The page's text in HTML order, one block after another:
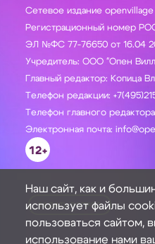
Сетевое издание openvillage
Регистрационный номер
ЭЛ №ФС 77-76650 от 16.04
Учредитель: ООО "Опен
Главный редактор: Копица
Телефон редакции:
Телефон главного
Электронная почта:
12+
ЗАДАТЬ ВОПРОС
Наш сайт, как и
использует файлы
пользоваться сайтом,
использование нами